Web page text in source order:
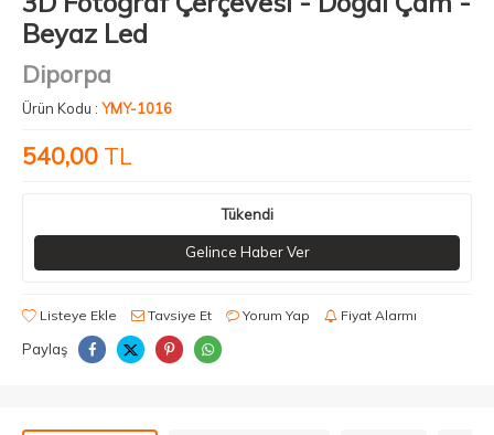
Beyaz Led
Diporpa
Ürün Kodu : YMY-1016
540,00 TL
Tükendi
Gelince Haber Ver
Listeye Ekle Tavsiye Et Yorum Yap Fiyat Alarmı
Paylaş